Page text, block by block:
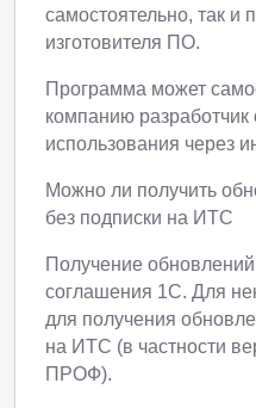
самостоятельно, так
изготовителя ПО.
Программа может
компанию разработчик
использования через
Можно ли получить
без подписки на ИТС
Получение обновлений
соглашения 1С. Для
для получения
на ИТС (в частности
ПРОФ).